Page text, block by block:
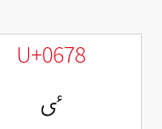
U+0678
ٸ